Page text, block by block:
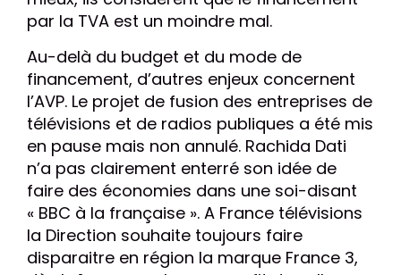
par la TVA est un moindre mal.
Au-delà du budget et du mode de
financement, d’autres enjeux concernent
l’AVP. Le projet de fusion des entreprises de
télévisions et de radios publiques a été mis
en pause mais non annulé. Rachida Dati
n’a pas clairement enterré son idée de
faire des économies dans une soi-disant
« BBC à la française ». A France télévisions
la Direction souhaite toujours faire
disparaitre en région la marque France 3,